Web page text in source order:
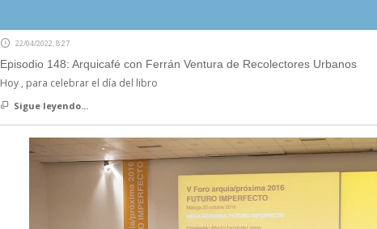
22/04/2022, 8:27
Episodio 148: Arquicafé con Ferrán Ventura de Recolectores Urbanos
Hoy , para celebrar el día del libro
Sigue leyendo...